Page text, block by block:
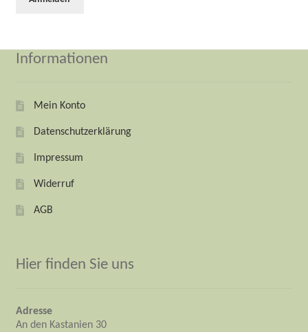
Informationen
Mein Konto
Datenschutzerklärung
Impressum
Widerruf
AGB
Hier finden Sie uns
Adresse
An den Kastanien 30